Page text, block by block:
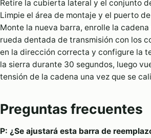
Retire la cubierta lateral y el conjunto
Limpie el área de montaje y el puerto
Monte la nueva barra, enrolle la
rueda dentada de transmisión con los
en la dirección correcta y configure la
la sierra durante 30 segundos, luego
tensión de la cadena una vez que se
Preguntas frecuentes
P: ¿Se ajustará esta barra de